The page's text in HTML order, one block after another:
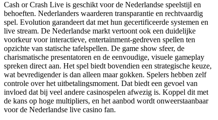
Cash or Crash Live is geschikt voor de Nederlandse speelstijl en
behoeften. Nederlanders waarderen transparantie en rechtvaardig
spel. Evolution garandeert dat met hun gecertificeerde systemen en
live stream. De Nederlandse markt vertoont ook een duidelijke
voorkeur voor interactieve, entertainment-gedreven spellen ten
opzichte van statische tafelspellen. De game show sfeer, de
charismatische presentatoren en de eenvoudige, visuele gameplay
spreken direct aan. Het spel biedt bovendien een strategische keuze,
wat bevredigender is dan alleen maar gokken. Spelers hebben zelf
controle over het uitbetalingsmoment. Dat biedt een gevoel van
invloed dat bij veel andere casinospelen afwezig is. Koppel dit met
de kans op hoge multipliers, en het aanbod wordt onweerstaanbaar
voor de Nederlandse live casino fan.